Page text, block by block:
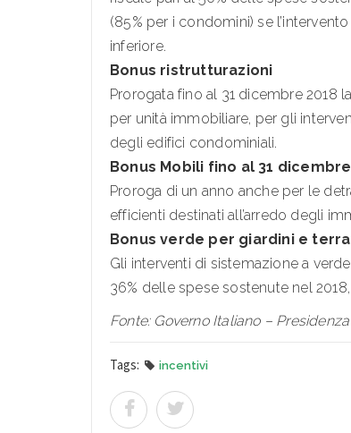
(85% per i condomini) se
inferiore.
Bonus ristrutturazioni
Prorogata fino al 31 dicembre 2018
per unità immobiliare, per gli
degli edifici condominiali.
Bonus Mobili fino al 31
Proroga di un anno anche per le
efficienti destinati all’arredo degli
Bonus verde per giardini e
Gli interventi di sistemazione a
36% delle spese sostenute nel
Fonte: Governo Italiano –
Tags: incentivi